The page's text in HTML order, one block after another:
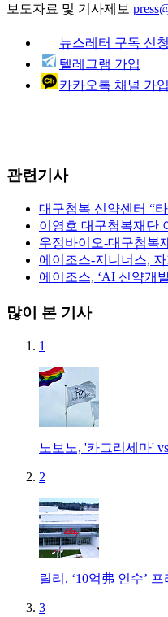
보도자료 및 기사제보
뉴스레터 구독 신청
텔레그램 가입
카카오톡 채널 가입
관련기사
대구첨복 신약센터 “
이영호 대구첨복재단
우정바이오-대구첨복
에이조스-지니너스,
에이조스, ‘AI 신약개
많이 본 기사
1
노보노, '카그리세마'
2
릴리, ‘10억弗 인수’
3